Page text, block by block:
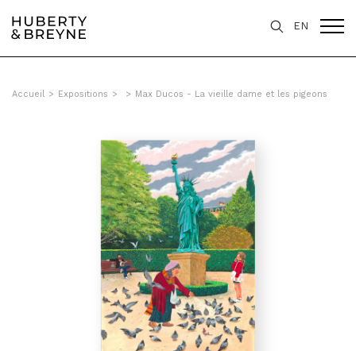
EN
Accueil > Expositions > > Max Ducos - La vieille dame et les pigeons